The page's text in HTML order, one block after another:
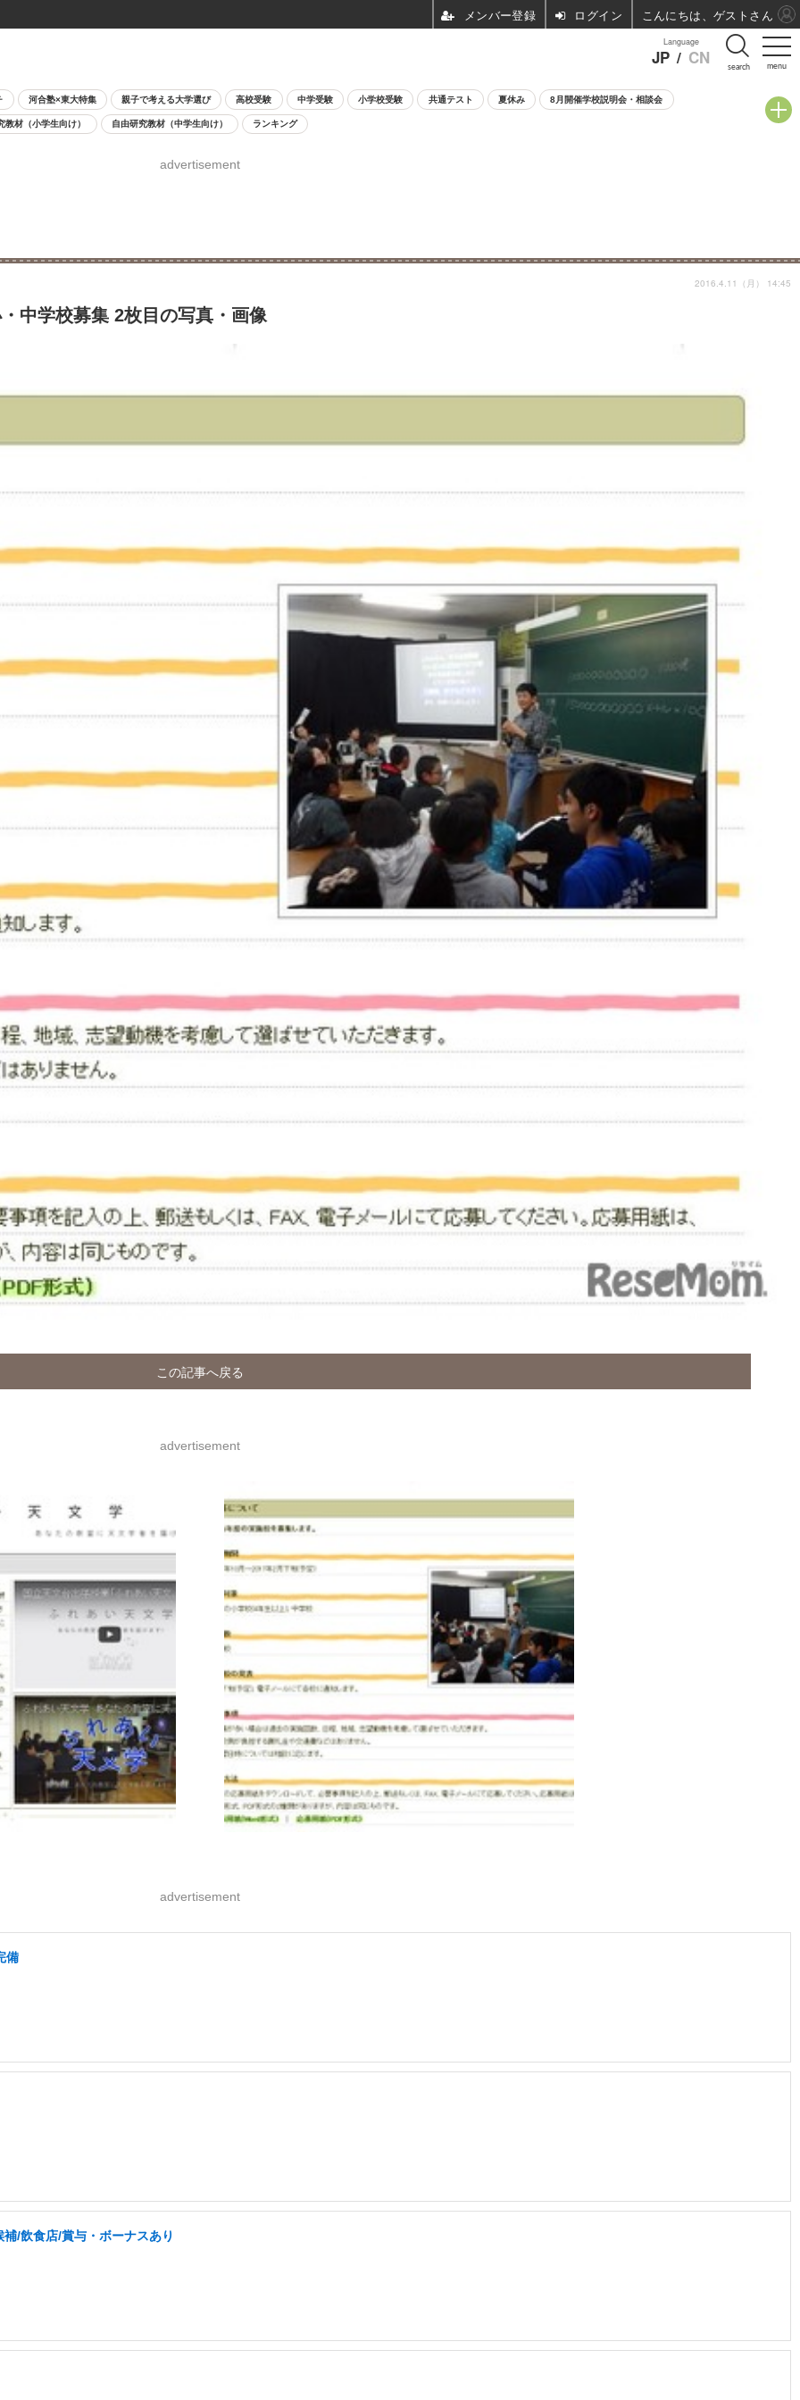
menu
Language
JP / CN search
河合塾×東大特集 親子で考える大学選び 高校受験 中学受験 小学校受験 共通テスト 夏休み 8月開催学校説明会・相談会
教材（小学生向け） 自由研究教材（中学生向け） ランキング
advertisement
中学校募集 2枚目の写真・画像
2016.4.11（月） 14:45
この記事へ戻る
advertisement
advertisement
備
/飲食店/賞与・ボーナスあり
ログイン こんにちは、ゲストさん